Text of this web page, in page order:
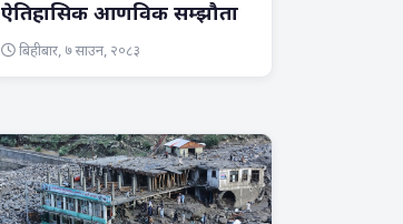
ऐतिहासिक आणविक सम्झौता
बिहीबार, ७ साउन, २०८३